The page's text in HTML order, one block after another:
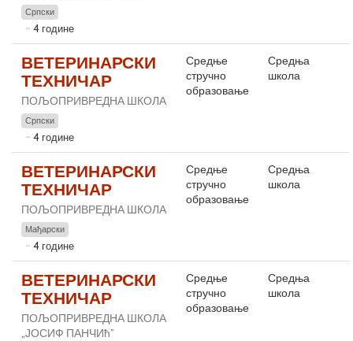
Српски
4 године
ВЕТЕРИНАРСКИ
ТЕХНИЧАР
ПОЉОПРИВРЕДНА ШКОЛА
Српски
4 године
Средње
стручно
образовање
Средња
школа
ВЕТЕРИНАРСКИ
ТЕХНИЧАР
ПОЉОПРИВРЕДНА ШКОЛА
Мађарски
4 године
Средње
стручно
образовање
Средња
школа
ВЕТЕРИНАРСКИ
ТЕХНИЧАР
ПОЉОПРИВРЕДНА ШКОЛА
„ЈОСИФ ПАНЧИћ”
Средње
стручно
образовање
Средња
школа